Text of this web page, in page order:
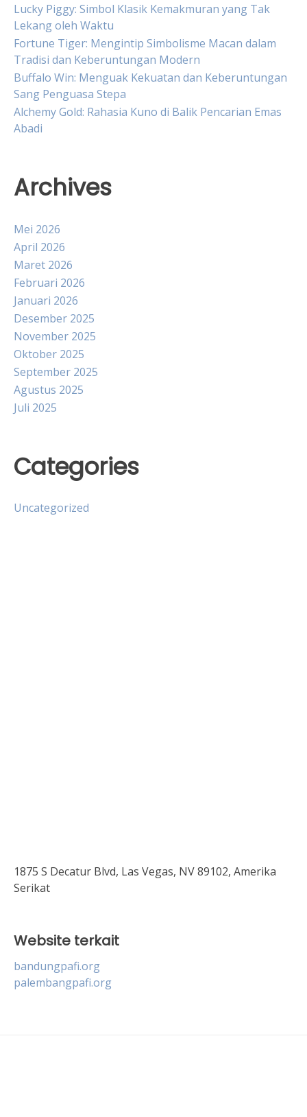
Lucky Piggy: Simbol Klasik Kemakmuran yang Tak
Lekang oleh Waktu
Fortune Tiger: Mengintip Simbolisme Macan dalam
Tradisi dan Keberuntungan Modern
Buffalo Win: Menguak Kekuatan dan Keberuntungan
Sang Penguasa Stepa
Alchemy Gold: Rahasia Kuno di Balik Pencarian Emas
Abadi
Archives
Mei 2026
April 2026
Maret 2026
Februari 2026
Januari 2026
Desember 2025
November 2025
Oktober 2025
September 2025
Agustus 2025
Juli 2025
Categories
Uncategorized
1875 S Decatur Blvd, Las Vegas, NV 89102, Amerika
Serikat
Website terkait
bandungpafi.org
palembangpafi.org